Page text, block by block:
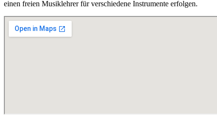
einen freien Musiklehrer für verschiedene Instrumente erfolgen.